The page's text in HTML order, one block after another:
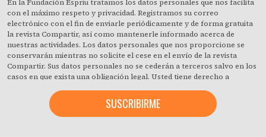
En la Fundación Espriu tratamos los datos personales que nos facilita
con el máximo respeto y privacidad. Registramos su correo
electrónico con el fin de enviarle periódicamente y de forma gratuita
la revista Compartir, así como mantenerle informado acerca de
nuestras actividades. Los datos personales que nos proporcione se
conservarán mientras no solicite el cese en el envío de la revista
Compartir. Sus datos personales no se cederán a terceros salvo en los
casos en que exista una obligación legal. Usted tiene derecho a
tratando sus datos personales y a revocar cuando lo desee, con efecto
inmediato, su consentimiento para ello. También puede acceder a sus
datos personales, rectificar los que sean inexactos o solicitar su